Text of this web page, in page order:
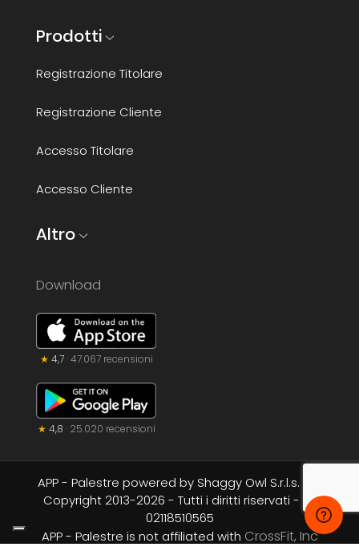
Prodotti
Registrazione Titolare
Registrazione Cliente
Accesso Titolare
Accesso Cliente
Altro
Download
★ 4,7· 47.067 recensioni
★ 4,8 · 25.020 recensioni
APP - Palestre powered by Shaggy Owl S.r.l.s. - ©
Copyright 2013-2026 - Tutti i diritti riservati - P.I.
02118510565
APP - Palestre is not affiliated with CrossFit, Inc